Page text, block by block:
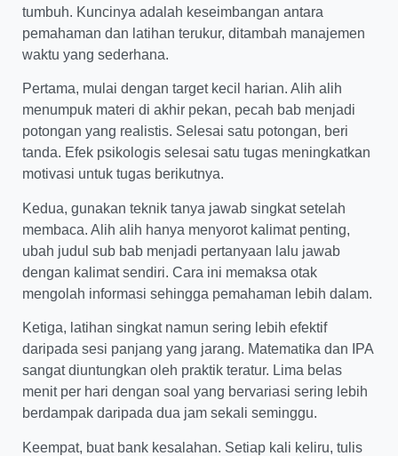
tumbuh. Kuncinya adalah keseimbangan antara
pemahaman dan latihan terukur, ditambah manajemen
waktu yang sederhana.
Pertama, mulai dengan target kecil harian. Alih alih
menumpuk materi di akhir pekan, pecah bab menjadi
potongan yang realistis. Selesai satu potongan, beri
tanda. Efek psikologis selesai satu tugas meningkatkan
motivasi untuk tugas berikutnya.
Kedua, gunakan teknik tanya jawab singkat setelah
membaca. Alih alih hanya menyorot kalimat penting,
ubah judul sub bab menjadi pertanyaan lalu jawab
dengan kalimat sendiri. Cara ini memaksa otak
mengolah informasi sehingga pemahaman lebih dalam.
Ketiga, latihan singkat namun sering lebih efektif
daripada sesi panjang yang jarang. Matematika dan IPA
sangat diuntungkan oleh praktik teratur. Lima belas
menit per hari dengan soal yang bervariasi sering lebih
berdampak daripada dua jam sekali seminggu.
Keempat, buat bank kesalahan. Setiap kali keliru, tulis